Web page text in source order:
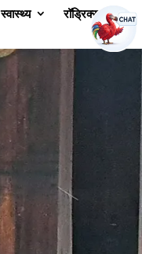
स्वास्थ्य
रॉड्रिक्स
संपर्क